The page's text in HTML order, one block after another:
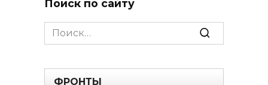
Поиск по сайту
Search
for:
ФРОНТЫ